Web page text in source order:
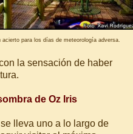
acierto para los días de meteorología adversa.
la sensación de haber
de Oz Iris
lleva uno a lo largo de